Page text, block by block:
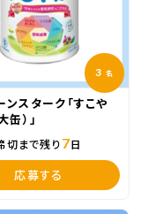
3 名
ンスターク「すこや
缶）」
切まで残り 7日
応募する